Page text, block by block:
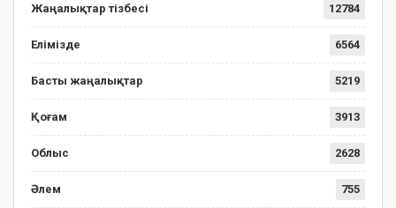
Жаңалықтар тізбесі 12784
Елімізде 6564
Басты жаңалықтар 5219
Қоғам 3913
Облыс 2628
Әлем 755